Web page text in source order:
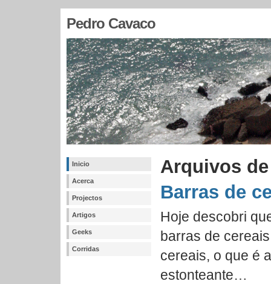
Pedro Cavaco
Inicio
Acerca
Projectos
Artigos
Geeks
Corridas
Arquivos
Barras de
Hoje descobri
barras de
cereais, o que é
estonteante…